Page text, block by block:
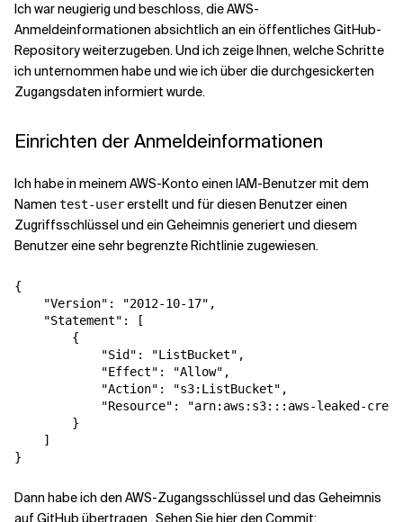
Ich war neugierig und beschloss, die AWS-
Anmeldeinformationen absichtlich an ein öffentliches GitHub-
Repository weiterzugeben. Und ich zeige Ihnen, welche Schritte
ich unternommen habe und wie ich über die durchgesickerten
Zugangsdaten informiert wurde.
Einrichten der Anmeldeinformationen
Ich habe in meinem AWS-Konto einen IAM-Benutzer mit dem
Namen test-usererstellt und für diesen Benutzer einen
Zugriffsschlüssel und ein Geheimnis generiert und diesem
Benutzer eine sehr begrenzte Richtlinie zugewiesen.
{
    "Version": "2012-10-17",
    "Statement": [
        {
            "Sid": "ListBucket",
            "Effect": "Allow",
            "Action": "s3:ListBucket",
"Resource": "arn:aws:s3:::aws-leaked-
        }
    ]
Dann habe ich den AWS-Zugangsschlüssel und das Geheimnis
auf GitHub übertragen . Sehen Sie hier den Commit: